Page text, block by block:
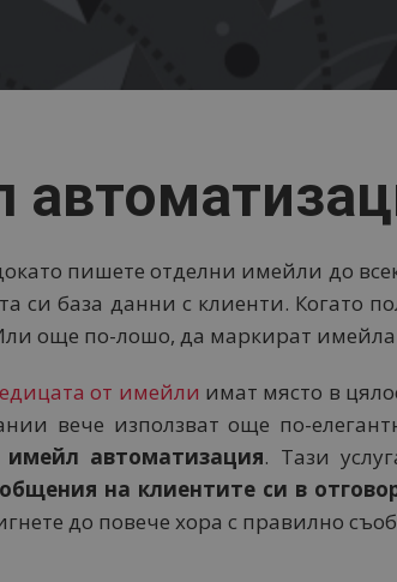
пишете отделни имейли до
си база данни с клиенти. Когато
още по-лошо, да маркират
от имейли имат място в
вече използват още по-
имейл автоматизация. Тази
на клиентите си в
до повече хора с правилно